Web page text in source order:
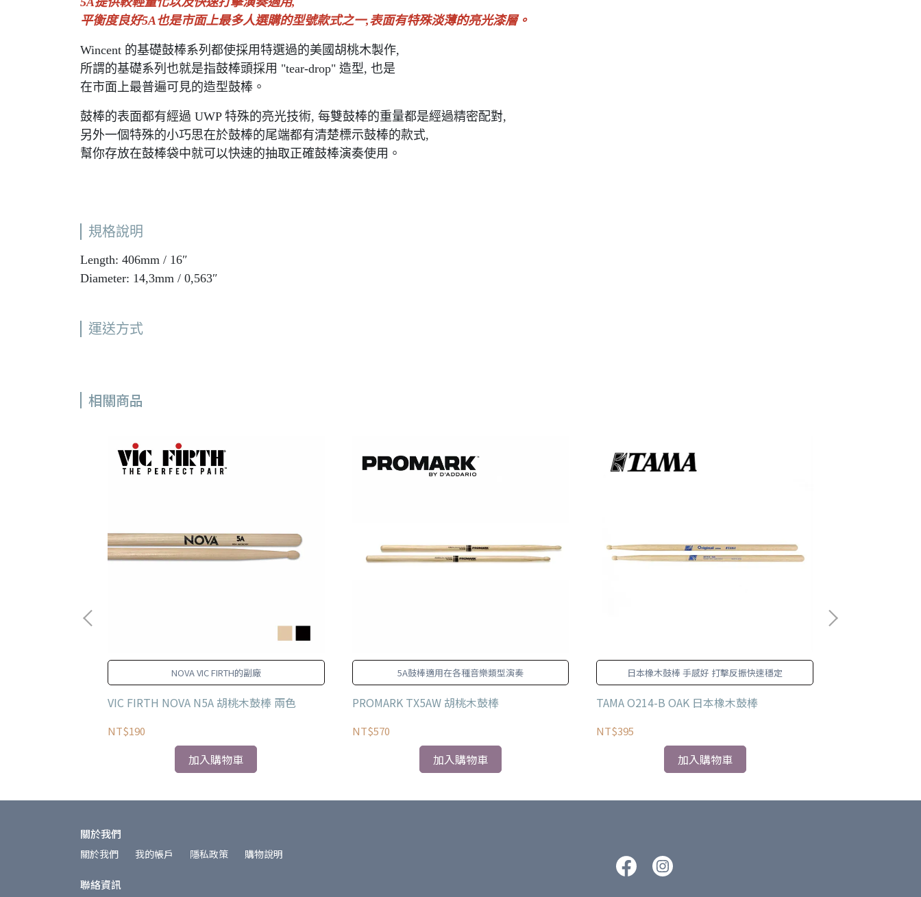
平衡度良好5A也是市面上最多人選購的型號款式之一,表面有特殊淡薄的亮光漆層。
Wincent 的基礎鼓棒系列都使採用特選過的美國胡桃木製作,
所謂的基礎系列也就是指鼓棒頭採用 "tear-drop" 造型, 也是
在市面上最普遍可見的造型鼓棒。
鼓棒的表面都有經過 UWP 特殊的亮光技術, 每雙鼓棒的重量都是經過精密配對,
另外一個特殊的小巧思在於鼓棒的尾端都有清楚標示鼓棒的款式,
幫你存放在鼓棒袋中就可以快速的抽取正確鼓棒演奏使用。
規格說明
Length: 406mm / 16″
Diameter: 14,3mm / 0,563″
運送方式
相關商品
NOVA VIC FIRTH的副廠
VIC FIRTH NOVA N5A 胡桃木鼓棒 兩色
NT$190
加入購物車
5A鼓棒適用在各種音樂類型演奏
PROMARK TX5AW 胡桃木鼓棒
NT$570
加入購物車
日本橡木鼓棒 手感好 打擊反振快速穩定
TAMA O214-B OAK 日本橡木鼓棒
NT$395
加入購物車
關於我們
關於我們 我的帳戶 隱私政策 購物說明
聯絡資訊